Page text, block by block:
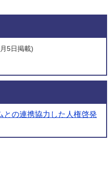
5日掲載)
との連携協力した人権啓発